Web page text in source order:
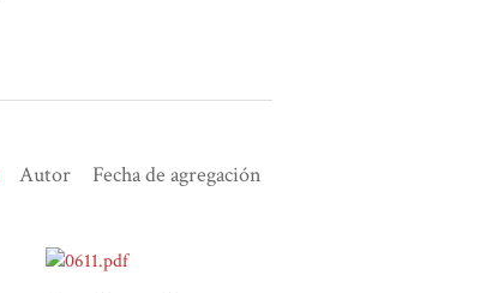
Autor Fecha de agregación